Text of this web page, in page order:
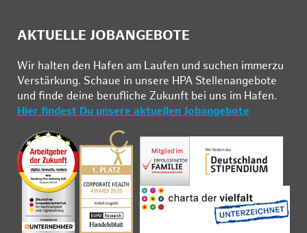
AKTUELLE JOBANGEBOTE
Wir hal­ten den Ha­fen am Lau­fen und su­chen im­mer­zu
Ver­stär­kung. Schau­e in un­se­re HPA Stel­len­an­ge­bo­te
und fin­de deine be­ruf­li­che Zu­kunft bei uns im Ha­fen.
Hier findest Du unsere aktuellen Jobangebote